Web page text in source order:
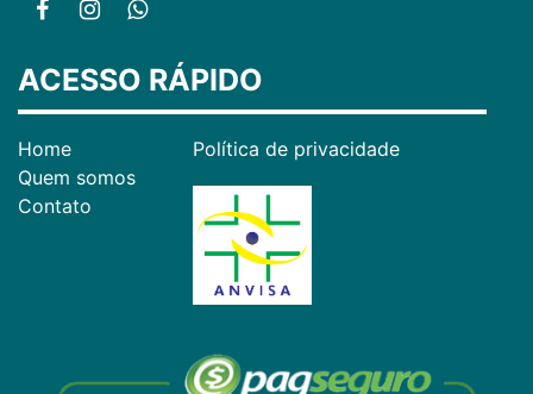
ACESSO RÁPIDO
Home
Quem somos
Contato
Política de privacidade